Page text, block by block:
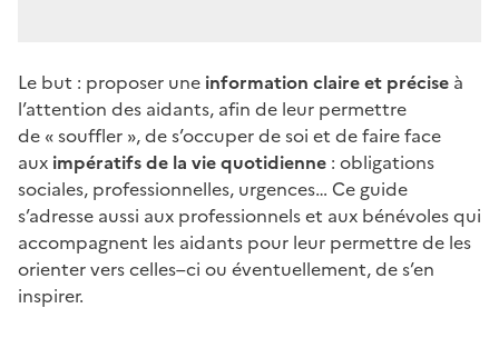
Le but : proposer une information claire et précise à
l’attention des aidants, afin de leur permettre
de « souffler », de s’occuper de soi et de faire face
aux impératifs de la vie quotidienne : obligations
sociales, professionnelles, urgences… Ce guide
s’adresse aussi aux professionnels et aux bénévoles qui
accompagnent les aidants pour leur permettre de les
orienter vers celles–ci ou éventuellement, de s’en
inspirer.